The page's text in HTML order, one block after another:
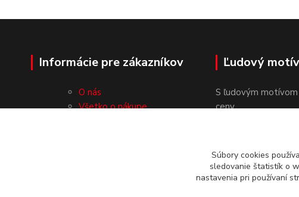
Informácie pre zákazníkov
O nás
Všetko o nákupe
Ľudový motív
S ľudovým
ceny.
Súbory cookies
sledovanie štatistík o
nastavenia pri používaní